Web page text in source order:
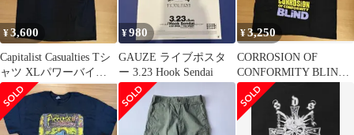
¥3,600
Capitalist Casualties Tシ
ャツ XLパワーバイオ
レンス
¥980
GAUZE ライブポスタ
ー 3.23 Hook Sendai
¥3,250
CORROSION OF
CONFORMITY BLIND
80sハードコア